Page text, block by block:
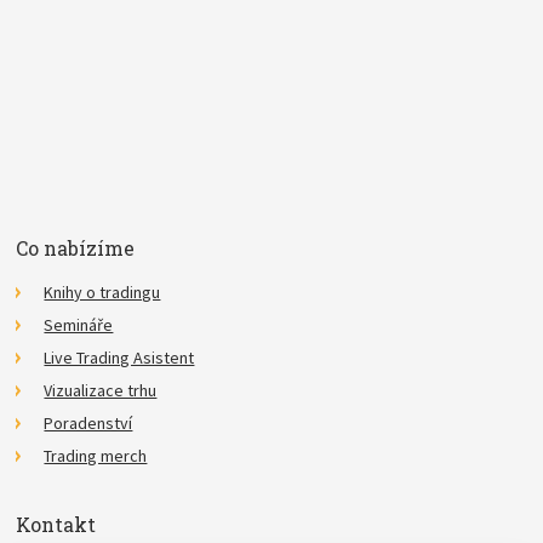
Co nabízíme
Knihy o tradingu
Semináře
Live Trading Asistent
Vizualizace trhu
Poradenství
Trading merch
Kontakt